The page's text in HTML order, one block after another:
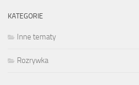
KATEGORIE
Inne tematy
Rozrywka